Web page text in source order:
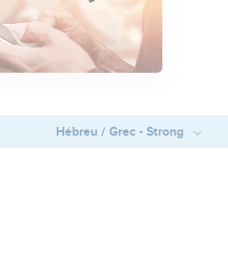
Hébreu / Grec - Strong